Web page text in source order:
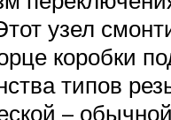
узел
коробки
типов
–